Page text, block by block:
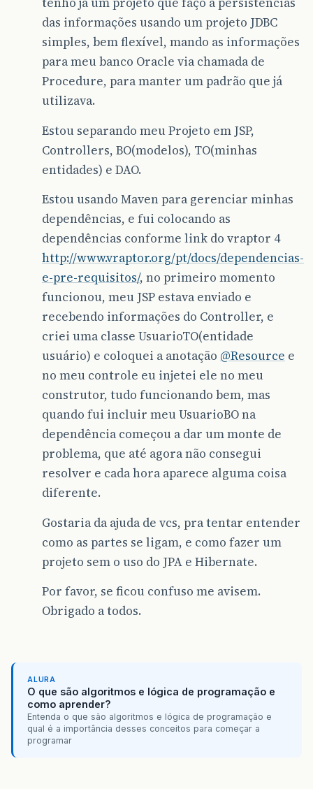
das informações usando um projeto JDBC
simples, bem flexível, mando as informações
para meu banco Oracle via chamada de
Procedure, para manter um padrão que já
utilizava.
Estou separando meu Projeto em JSP,
Controllers, BO(modelos), TO(minhas
entidades) e DAO.
Estou usando Maven para gerenciar minhas
dependências, e fui colocando as
dependências conforme link do vraptor 4
http://www.vraptor.org/pt/docs/dependencias-
e-pre-requisitos/, no primeiro momento
funcionou, meu JSP estava enviado e
recebendo informações do Controller, e
criei uma classe UsuarioTO(entidade
usuário) e coloquei a anotação @Resource e
no meu controle eu injetei ele no meu
construtor, tudo funcionando bem, mas
quando fui incluir meu UsuarioBO na
dependência começou a dar um monte de
problema, que até agora não consegui
resolver e cada hora aparece alguma coisa
diferente.
Gostaria da ajuda de vcs, pra tentar entender
como as partes se ligam, e como fazer um
projeto sem o uso do JPA e Hibernate.
Por favor, se ficou confuso me avisem.
Obrigado a todos.
ALURA
O que são algoritmos e lógica de programação e
como aprender?
Entenda o que são algoritmos e lógica de programação e
qual é a importância desses conceitos para começar a
programar